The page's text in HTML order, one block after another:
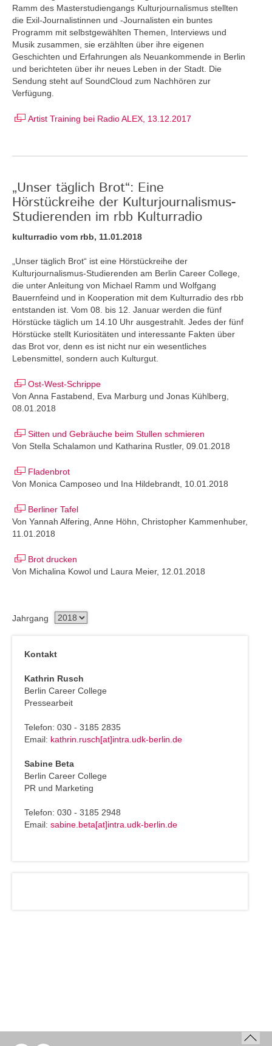
Ramm des Masterstudiengangs Kulturjournalismus stellten
die Exil-Journalistinnen und -Journalisten ein buntes
Programm mit selbstgewählten Themen, Interviews und
Musik zusammen, sie erzählten über ihre eigenen
Geschichten und Erfahrungen als Neuankommende in Berlin
und berichteten über ihr neues Leben in der Stadt. Die
Sendung steht auf SoundCloud zum Nachhören zur
Verfügung.
Artist Training bei Radio ALEX, 13.12.2017
„Unser täglich Brot“: Eine
Hörstückreihe der Kulturjournalismus-
Studierenden im rbb Kulturradio
kulturradio vom rbb, 11.01.2018
„Unser täglich Brot“ ist eine Hörstückreihe der
Kulturjournalismus-Studierenden am Berlin Career College,
die unter Anleitung von Michael Ramm und Wolfgang
Bauernfeind und in Kooperation mit dem Kulturradio des rbb
entstanden ist. Vom 08. bis 12. Januar werden die fünf
Hörstücke täglich um 14.10 Uhr ausgestrahlt. Jedes der fünf
Hörstücke stellt Kuriositäten und interessante Fakten über
das Brot vor, denn es ist nicht nur ein wesentliches
Lebensmittel, sondern auch Kulturgut.
Ost-West-Schrippe
Von Anna Fastabend, Eva Marburg und Jonas Kühlberg,
08.01.2018
Sitten und Gebräuche beim Stullen schmieren
Von Stella Schalamon und Katharina Rustler, 09.01.2018
Fladenbrot
Von Monica Camposeo und Ina Hildebrandt, 10.01.2018
Berliner Tafel
Von Yannah Alfering, Anne Höhn, Christopher Kammenhuber,
11.01.2018
Brot drucken
Von Michalina Kowol und Laura Meier, 12.01.2018
Jahrgang
Kontakt
Kathrin Rusch
Berlin Career College
Pressearbeit
Telefon: 030 - 3185 2835
Email: kathrin.rusch[at]intra.udk-berlin.de
Sabine Beta
Berlin Career College
PR und Marketing
Telefon: 030 - 3185 2948
Email: sabine.beta[at]intra.udk-berlin.de